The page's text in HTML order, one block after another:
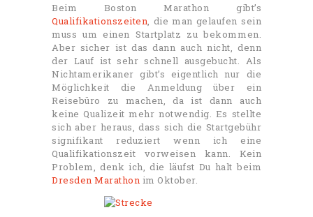
Beim Boston Marathon gibt’s
Qualifikationszeiten, die man gelaufen sein
muss um einen Startplatz zu bekommen.
Aber sicher ist das dann auch nicht, denn
der Lauf ist sehr schnell ausgebucht. Als
Nichtamerikaner gibt’s eigentlich nur die
Möglichkeit die Anmeldung über ein
Reisebüro zu machen, da ist dann auch
keine Qualizeit mehr notwendig. Es stellte
sich aber heraus, dass sich die Startgebühr
signifikant reduziert wenn ich eine
Qualifikationszeit vorweisen kann. Kein
Problem, denk ich, die läufst Du halt beim
Dresden Marathon im Oktober.